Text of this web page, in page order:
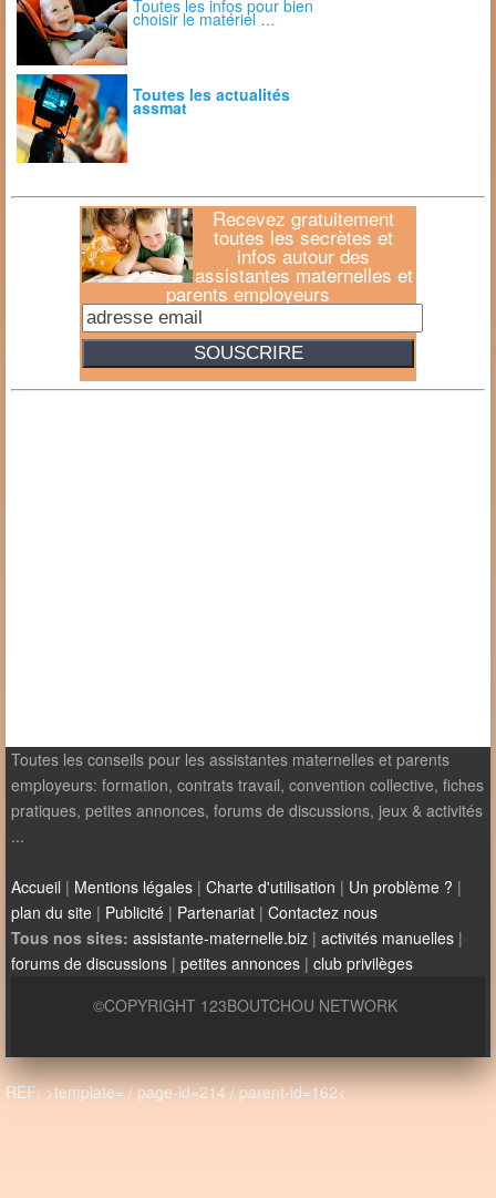
Toutes les infos pour bien
choisir le matériel …
Toutes les actualités
assmat
Recevez gratuitement
toutes les secrètes et
infos autour des
assistantes maternelles et
parents employeurs
Toutes les conseils pour les assistantes maternelles et parents
employeurs: formation, contrats travail, convention collective, fiches
pratiques, petites annonces, forums de discussions, jeux & activités
...
Accueil | Mentions légales | Charte d'utilisation | Un problème ? |
plan du site | Publicité | Partenariat | Contactez nous
Tous nos sites: assistante-maternelle.biz | activités manuelles |
forums de discussions | petites annonces | club privilèges
©COPYRIGHT 123BOUTCHOU NETWORK
REF: >template= / page-id=214 / parent-id=162<